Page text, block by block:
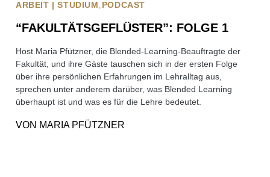
ARBEIT | STUDIUM PODCAST
“FAKULTÄTSGEFLÜSTER”: FOLGE 1
Host Maria Pfützner, die Blended-Learning-Beauftragte der
Fakultät, und ihre Gäste tauschen sich in der ersten Folge
über ihre persönlichen Erfahrungen im Lehralltag aus,
sprechen unter anderem darüber, was Blended Learning
überhaupt ist und was es für die Lehre bedeutet.
VON MARIA PFÜTZNER